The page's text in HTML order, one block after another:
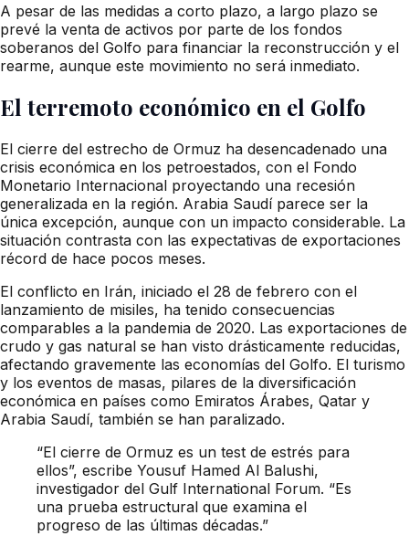
A pesar de las medidas a corto plazo, a largo plazo se
prevé la venta de activos por parte de los fondos
soberanos del Golfo para financiar la reconstrucción y el
rearme, aunque este movimiento no será inmediato.
El terremoto económico en el Golfo
El cierre del estrecho de Ormuz ha desencadenado una
crisis económica en los petroestados, con el Fondo
Monetario Internacional proyectando una recesión
generalizada en la región. Arabia Saudí parece ser la
única excepción, aunque con un impacto considerable. La
situación contrasta con las expectativas de exportaciones
récord de hace pocos meses.
El conflicto en Irán, iniciado el 28 de febrero con el
lanzamiento de misiles, ha tenido consecuencias
comparables a la pandemia de 2020. Las exportaciones de
crudo y gas natural se han visto drásticamente reducidas,
afectando gravemente las economías del Golfo. El turismo
y los eventos de masas, pilares de la diversificación
económica en países como Emiratos Árabes, Qatar y
Arabia Saudí, también se han paralizado.
“El cierre de Ormuz es un test de estrés para
ellos”, escribe Yousuf Hamed Al Balushi,
investigador del Gulf International Forum. “Es
una prueba estructural que examina el
progreso de las últimas décadas.”